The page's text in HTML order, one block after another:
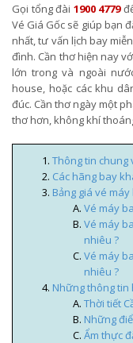
Gọi tổng đài 1900 4779
Vé Giá Gốc sẽ giúp bạn
nhất, tư vấn lịch bay
đình. Cần thơ hiện nay
lớn trong và ngoài
house, hoặc các khu
đúc. Cần thơ ngày một
thơ hơn, không khí
Thông tin chung
Các hãng bay
Bảng giá vé
Vé máy
Vé máy
nhiêu ?
Vé máy
nhiêu ?
Những thông tin
Thời tiết
Những
Ẩm thực